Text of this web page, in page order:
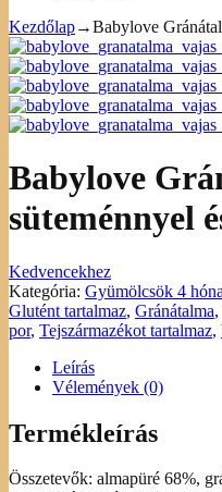
Kezdőlap→Babylove
Babylove
süteménnyel
Kedvencekhez
Kategória: Gyümölcsök 4
Glutént tartalmaz, Gránátalma,
por, Tejszármazékot tartalmaz,
Leírás
Vélemények (0)
Termékleírás
Összetevők: almapüré 68%,